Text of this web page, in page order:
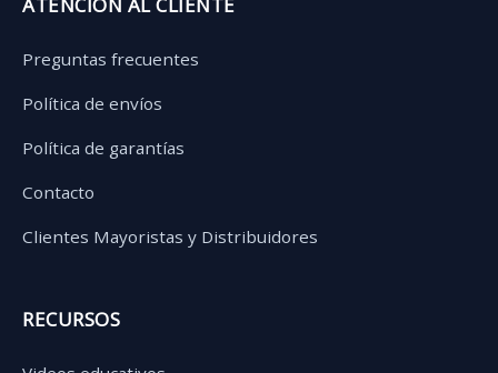
ATENCIÓN AL CLIENTE
Preguntas frecuentes
Política de envíos
Política de garantías
Contacto
Clientes Mayoristas y Distribuidores
RECURSOS